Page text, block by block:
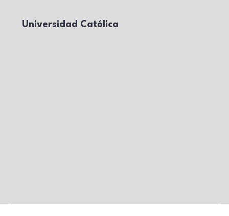
Universidad Católica